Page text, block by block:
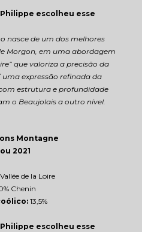
escolheu esse
nasce de um dos melhores
Morgon, em uma abordagem
que valoriza a precisão da
uma expressão refinada da
estrutura e profundidade
o Beaujolais a outro nível.
Montagne
2021
Vallée de la Loire
Chenin
13,5%
escolheu esse